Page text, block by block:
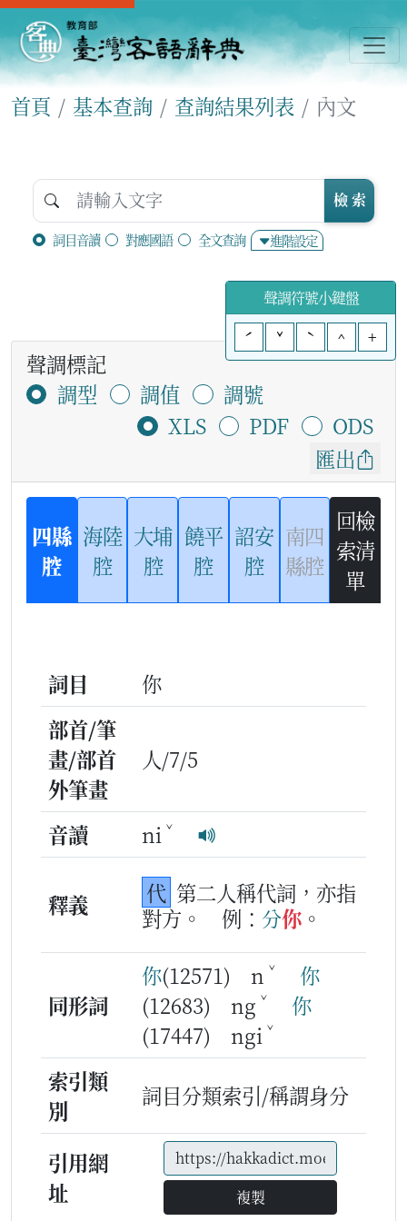
首頁 基本查詢 查詢結果列表 內文
詞目音讀 對應國語 全文查詢 進階設定
檢 索
聲調符號小鍵盤
ˊ
ˇ ˋ ^ +
聲調標記
調型
調值
調號
XLS
PDF
ODS
匯出
四縣
腔
海陸
腔
大埔
腔
饒平
腔
詔安
腔
南四
縣腔
回檢
索清
單
詞目
你
部首/筆
畫/部首
外筆畫
人/7/5
音讀 ni ˇ
釋義 代 第二人稱代詞，亦指
對方。
例： 分你 。
同形詞
你(12571) n ˇ
你
(12683) ng ˇ
你
(17447) ngi ˇ
索引類
別
詞目分類索引/稱謂身分
引用網
址
複製